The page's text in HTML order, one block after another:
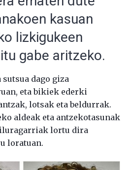
kasuan
lizkigukeen
gabe aritzeko.
sutsua dago giza
eta bikiek ederki
lotsak eta beldurrak.
aldeak eta antzekotasunak
lortu dira
loratuan.